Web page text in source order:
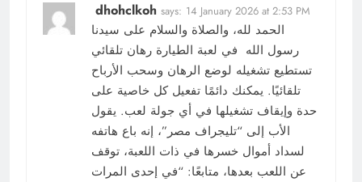
dhohclkoh says: 14 January 2026 at 2:53 PM
الحمد لله، والصلاة والسلام على سيدنا
رسول الله في لعبة الطيارة رهان تلقائي
تستطيع تشغيله لوضع الرهان وسحب الأرباح
تلقائيًا. يمكنك دائمًا تفعيل كل خاصية على
حدة وإيقاف تشغيلها في أي جولة لعب. يقول
الأب إلى “تليجراف مصر”، إنه باع هاتفه
لسداد أموال خسرها في ذات اللعبة، توقف
عن اللعب بعدها، متابعًا: “في إحدى المرات